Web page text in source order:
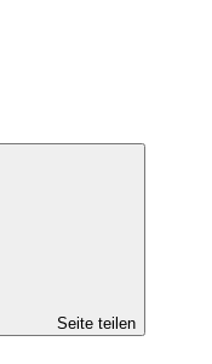
Seite teilen